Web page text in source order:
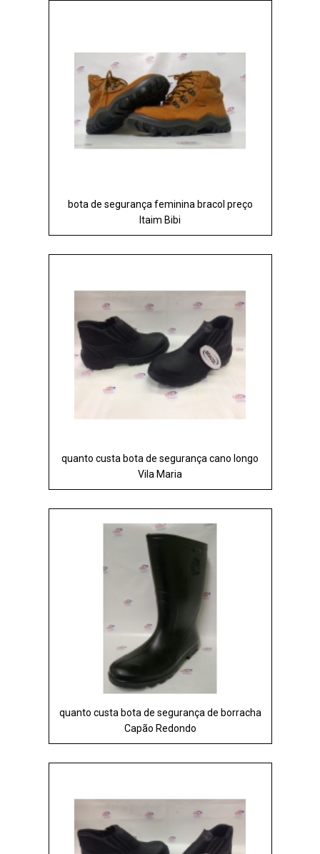
bota de segurança feminina bracol preço
Itaim Bibi
quanto custa bota de segurança cano longo
Vila Maria
quanto custa bota de segurança de borracha
Capão Redondo